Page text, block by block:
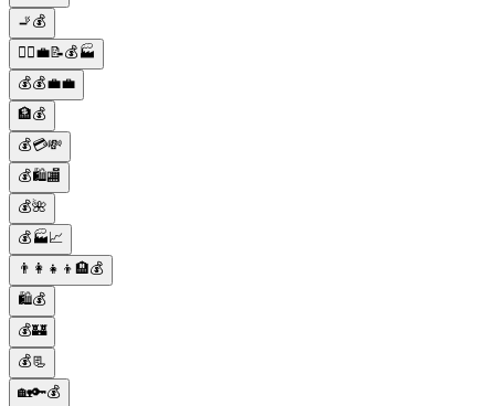
🚬💰
👷‍♂️💼📝💰🏭
💰💰💼💼
🏦💰
💰💳💸
💰🛍️🏬
💰🌺
💰🏭📈
👨‍👩‍👧‍👦🏨💰
🛍️💰
💰🏰
💰📃
🏡🔑💰